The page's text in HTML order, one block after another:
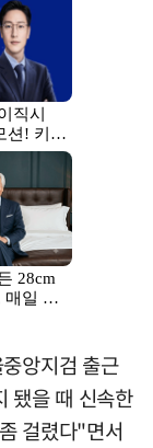
앙지검 출근
됐을 때 신속한
걸렸다"면서